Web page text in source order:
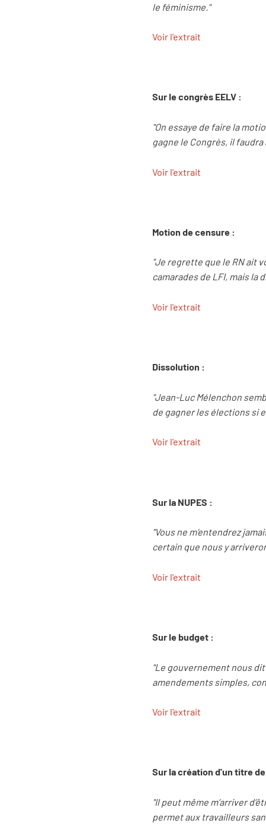
le féminisme."
Voir l'extrait
Sur le congrès EELV :
"On essaye de faire la
gagne le Congrès, il
Voir l'extrait
Motion de censure :
"Je regrette que le RN ait
camarades de LFI, mais la
Voir l'extrait
Dissolution :
"Jean-Luc Mélenchon
de gagner les élections si
Voir l'extrait
Sur la NUPES :
"Vous ne m’entendrez
certain que nous y
Voir l'extrait
Sur le budget :
"Le gouvernement nous
amendements simples,
Voir l'extrait
Sur la création d'un titre
"Il peut même m’arriver
permet aux travailleurs